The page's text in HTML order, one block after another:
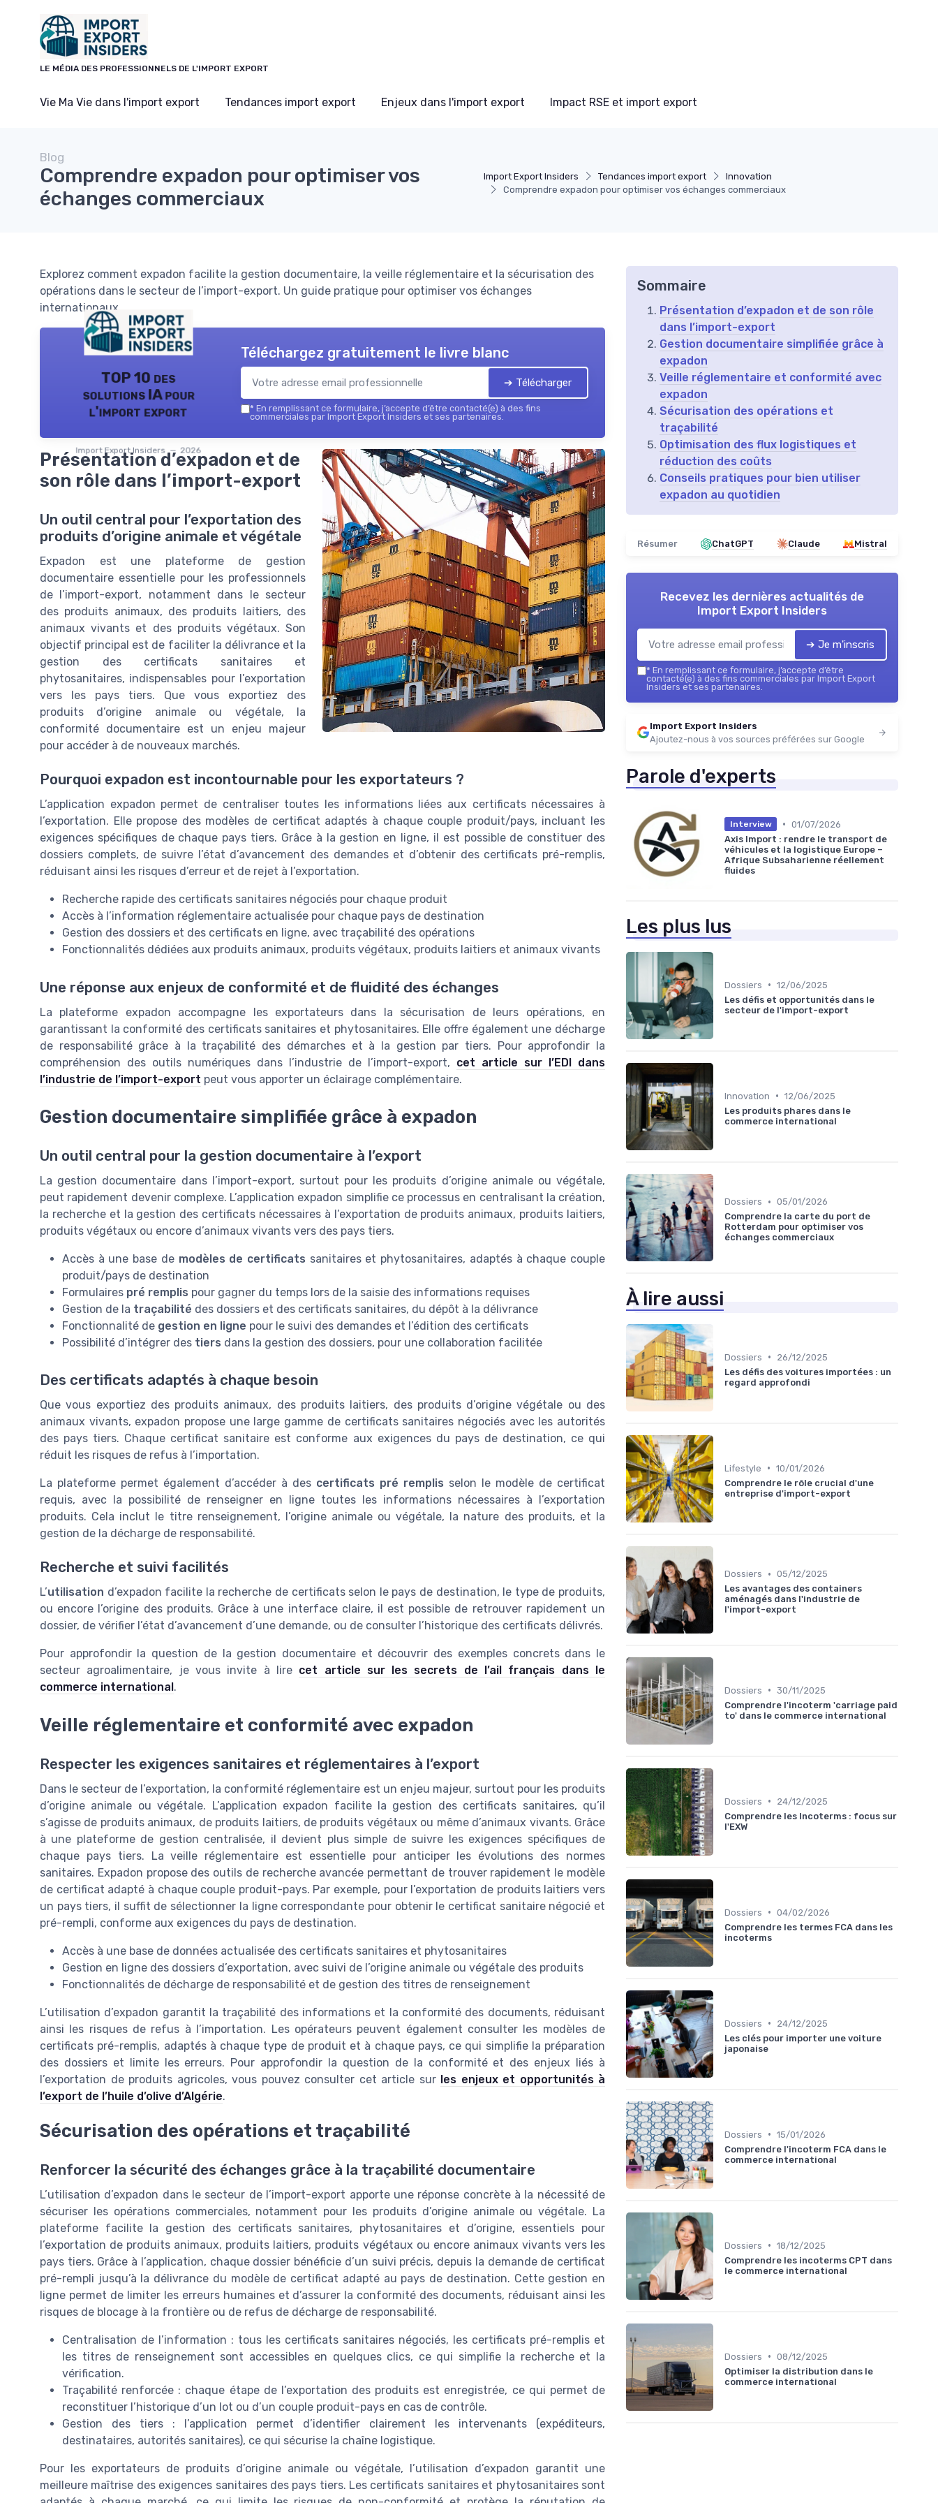
LE MÉDIA DES PROFESSIONNELS DE L'IMPORT EXPORT
Vie Ma Vie dans l'import export Tendances import export Enjeux dans l'import export Impact RSE et import export
Import Export Insiders Tendances import export
Innovation
Comprendre expadon pour optimiser vos échanges commerciaux
Blog
Comprendre expadon pour optimiser vos
échanges commerciaux
Explorez comment expadon facilite la gestion documentaire, la veille réglementaire et la sécurisation des
opérations dans le secteur de l’import-export. Un guide pratique pour optimiser vos échanges
internationaux.
TOP 10 des
solutions IA pour
l'import export
Import Export Insiders — 2026
Téléchargez gratuitement le livre blanc
➔ Télécharger
* En remplissant ce formulaire, j’accepte d’être contacté(e) à des fins
commerciales par Import Export Insiders et ses partenaires.
Présentation d’expadon et de
son rôle dans l’import-export
Un outil central pour l’exportation des
produits d’origine animale et végétale
Expadon est une plateforme de gestion
documentaire essentielle pour les professionnels
de l’import-export, notamment dans le secteur
des produits animaux, des produits laitiers, des
animaux vivants et des produits végétaux. Son
objectif principal est de faciliter la délivrance et la
gestion des certificats sanitaires et
phytosanitaires, indispensables pour l’exportation
vers les pays tiers. Que vous exportiez des
produits d’origine animale ou végétale, la
conformité documentaire est un enjeu majeur
pour accéder à de nouveaux marchés.
Pourquoi expadon est incontournable pour les exportateurs ?
L’application expadon permet de centraliser toutes les informations liées aux certificats nécessaires à
l’exportation. Elle propose des modèles de certificat adaptés à chaque couple produit/pays, incluant les
exigences spécifiques de chaque pays tiers. Grâce à la gestion en ligne, il est possible de constituer des
dossiers complets, de suivre l’état d’avancement des demandes et d’obtenir des certificats pré-remplis,
réduisant ainsi les risques d’erreur et de rejet à l’exportation.
Recherche rapide des certificats sanitaires négociés pour chaque produit
Accès à l’information réglementaire actualisée pour chaque pays de destination
Gestion des dossiers et des certificats en ligne, avec traçabilité des opérations
Fonctionnalités dédiées aux produits animaux, produits végétaux, produits laitiers et animaux vivants
Une réponse aux enjeux de conformité et de fluidité des échanges
La plateforme expadon accompagne les exportateurs dans la sécurisation de leurs opérations, en
garantissant la conformité des certificats sanitaires et phytosanitaires. Elle offre également une décharge
de responsabilité grâce à la traçabilité des démarches et à la gestion par tiers. Pour approfondir la
compréhension des outils numériques dans l’industrie de l’import-export, cet article sur l’EDI dans
l’industrie de l’import-export peut vous apporter un éclairage complémentaire.
Gestion documentaire simplifiée grâce à expadon
Un outil central pour la gestion documentaire à l’export
La gestion documentaire dans l’import-export, surtout pour les produits d’origine animale ou végétale,
peut rapidement devenir complexe. L’application expadon simplifie ce processus en centralisant la création,
la recherche et la gestion des certificats nécessaires à l’exportation de produits animaux, produits laitiers,
produits végétaux ou encore d’animaux vivants vers des pays tiers.
Accès à une base de modèles de certificats sanitaires et phytosanitaires, adaptés à chaque couple
produit/pays de destination
Formulaires pré remplis pour gagner du temps lors de la saisie des informations requises
Gestion de la traçabilité des dossiers et des certificats sanitaires, du dépôt à la délivrance
Fonctionnalité de gestion en ligne pour le suivi des demandes et l’édition des certificats
Possibilité d’intégrer des tiers dans la gestion des dossiers, pour une collaboration facilitée
Des certificats adaptés à chaque besoin
Que vous exportiez des produits animaux, des produits laitiers, des produits d’origine végétale ou des
animaux vivants, expadon propose une large gamme de certificats sanitaires négociés avec les autorités
des pays tiers. Chaque certificat sanitaire est conforme aux exigences du pays de destination, ce qui
réduit les risques de refus à l’importation.
La plateforme permet également d’accéder à des certificats pré remplis selon le modèle de certificat
requis, avec la possibilité de renseigner en ligne toutes les informations nécessaires à l’exportation
produits. Cela inclut le titre renseignement, l’origine animale ou végétale, la nature des produits, et la
gestion de la décharge de responsabilité.
Recherche et suivi facilités
L’utilisation d’expadon facilite la recherche de certificats selon le pays de destination, le type de produits,
ou encore l’origine des produits. Grâce à une interface claire, il est possible de retrouver rapidement un
dossier, de vérifier l’état d’avancement d’une demande, ou de consulter l’historique des certificats délivrés.
Pour approfondir la question de la gestion documentaire et découvrir des exemples concrets dans le
secteur agroalimentaire, je vous invite à lire cet article sur les secrets de l’ail français dans le
commerce international .
Veille réglementaire et conformité avec expadon
Respecter les exigences sanitaires et réglementaires à l’export
Dans le secteur de l’exportation, la conformité réglementaire est un enjeu majeur, surtout pour les produits
d’origine animale ou végétale. L’application expadon facilite la gestion des certificats sanitaires, qu’il
s’agisse de produits animaux, de produits laitiers, de produits végétaux ou même d’animaux vivants. Grâce
à une plateforme de gestion centralisée, il devient plus simple de suivre les exigences spécifiques de
chaque pays tiers. La veille réglementaire est essentielle pour anticiper les évolutions des normes
sanitaires. Expadon propose des outils de recherche avancée permettant de trouver rapidement le modèle
de certificat adapté à chaque couple produit-pays. Par exemple, pour l’exportation de produits laitiers vers
un pays tiers, il suffit de sélectionner la ligne correspondante pour obtenir le certificat sanitaire négocié et
pré-rempli, conforme aux exigences du pays de destination.
Accès à une base de données actualisée des certificats sanitaires et phytosanitaires
Gestion en ligne des dossiers d’exportation, avec suivi de l’origine animale ou végétale des produits
Fonctionnalités de décharge de responsabilité et de gestion des titres de renseignement
L’utilisation d’expadon garantit la traçabilité des informations et la conformité des documents, réduisant
ainsi les risques de refus à l’importation. Les opérateurs peuvent également consulter les modèles de
certificats pré-remplis, adaptés à chaque type de produit et à chaque pays, ce qui simplifie la préparation
des dossiers et limite les erreurs. Pour approfondir la question de la conformité et des enjeux liés à
l’exportation de produits agricoles, vous pouvez consulter cet article sur les enjeux et opportunités à
l’export de l’huile d’olive d’Algérie.
Sécurisation des opérations et traçabilité
Renforcer la sécurité des échanges grâce à la traçabilité documentaire
L’utilisation d’expadon dans le secteur de l’import-export apporte une réponse concrète à la nécessité de
sécuriser les opérations commerciales, notamment pour les produits d’origine animale ou végétale. La
plateforme facilite la gestion des certificats sanitaires, phytosanitaires et d’origine, essentiels pour
l’exportation de produits animaux, produits laitiers, produits végétaux ou encore animaux vivants vers les
pays tiers. Grâce à l’application, chaque dossier bénéficie d’un suivi précis, depuis la demande de certificat
pré-rempli jusqu’à la délivrance du modèle de certificat adapté au pays de destination. Cette gestion en
ligne permet de limiter les erreurs humaines et d’assurer la conformité des documents, réduisant ainsi les
risques de blocage à la frontière ou de refus de décharge de responsabilité.
Centralisation de l’information : tous les certificats sanitaires négociés, les certificats pré-remplis et
les titres de renseignement sont accessibles en quelques clics, ce qui simplifie la recherche et la
vérification.
Traçabilité renforcée : chaque étape de l’exportation des produits est enregistrée, ce qui permet de
reconstituer l’historique d’un lot ou d’un couple produit-pays en cas de contrôle.
Gestion des tiers : l’application permet d’identifier clairement les intervenants (expéditeurs,
destinataires, autorités sanitaires), ce qui sécurise la chaîne logistique.
Pour les exportateurs de produits d’origine animale ou végétale, l’utilisation d’expadon garantit une
meilleure maîtrise des exigences sanitaires des pays tiers. Les certificats sanitaires et phytosanitaires sont
Sommaire
Présentation d’expadon et de son rôle
dans l’import-export
Gestion documentaire simplifiée grâce à
expadon
Veille réglementaire et conformité avec
expadon
Sécurisation des opérations et
traçabilité
Optimisation des flux logistiques et
réduction des coûts
Conseils pratiques pour bien utiliser
expadon au quotidien
Résumer ChatGPT Claude Mistral
Recevez les dernières actualités de
Import Export Insiders
➔ Je m'inscris
* En remplissant ce formulaire, j’accepte d’être
contacté(e) à des fins commerciales par Import Export
Insiders et ses partenaires.
Import Export Insiders
Ajoutez-nous à vos sources préférées sur Google
Parole d'experts
Interview • 01/07/2026
Axis Import : rendre le transport de
véhicules et la logistique Europe –
Afrique Subsaharienne réellement
fluides
Les plus lus
Dossiers • 12/06/2025
Les défis et opportunités dans le
secteur de l'import-export
Innovation • 12/06/2025
Les produits phares dans le
commerce international
Dossiers • 05/01/2026
Comprendre la carte du port de
Rotterdam pour optimiser vos
échanges commerciaux
À lire aussi
Dossiers •
26/12/2025
Les défis des voitures importées : un
regard approfondi
Lifestyle • 10/01/2026
Comprendre le rôle crucial d'une
entreprise d'import-export
Dossiers • 05/12/2025
Les avantages des containers
aménagés dans l'industrie de
l'import-export
Dossiers • 30/11/2025
Comprendre l'incoterm 'carriage paid
to' dans le commerce international
Dossiers •
24/12/2025
Comprendre les Incoterms : focus sur
l'EXW
Dossiers • 04/02/2026
Comprendre les termes FCA dans les
incoterms
Dossiers •
24/12/2025
Les clés pour importer une voiture
japonaise
Dossiers • 15/01/2026
Comprendre l'incoterm FCA dans le
commerce international
Dossiers • 18/12/2025
Comprendre les incoterms CPT dans
le commerce international
Dossiers • 08/12/2025
Optimiser la distribution dans le
commerce international